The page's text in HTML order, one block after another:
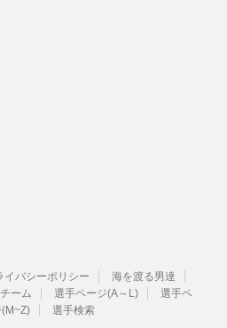
イバシーポリシー
海を渡る男達
ーム
選手ページ(A～L)
選手ペ
選手検索